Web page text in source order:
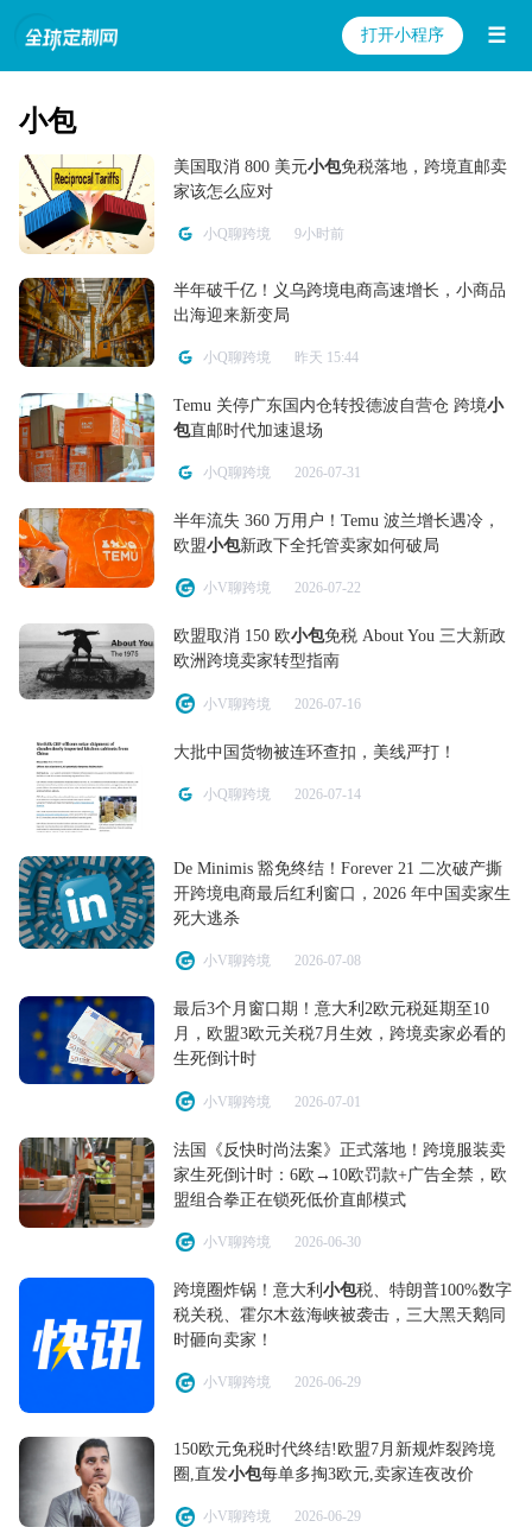
打开小程序 ☰
小包
美国取消 800 美元小包免税落地，跨境直邮卖
家该怎么应对
小Q聊跨境 9小时前
半年破千亿！义乌跨境电商高速增长，小商品
出海迎来新变局
小Q聊跨境 昨天 15:44
Temu 关停广东国内仓转投德波自营仓 跨境小
包直邮时代加速退场
小Q聊跨境 2026-07-31
半年流失 360 万用户！Temu 波兰增长遇冷，
欧盟小包新政下全托管卖家如何破局
小V聊跨境 2026-07-22
欧盟取消 150 欧小包免税 About You 三大新政
欧洲跨境卖家转型指南
小V聊跨境 2026-07-16
大批中国货物被连环查扣，美线严打！
小Q聊跨境 2026-07-14
De Minimis 豁免终结！Forever 21 二次破产撕
开跨境电商最后红利窗口，2026 年中国卖家生
死大逃杀
小V聊跨境 2026-07-08
最后3个月窗口期！意大利2欧元税延期至10
月，欧盟3欧元关税7月生效，跨境卖家必看的
生死倒计时
小V聊跨境 2026-07-01
法国《反快时尚法案》正式落地！跨境服装卖
家生死倒计时：6欧→10欧罚款+广告全禁，欧
盟组合拳正在锁死低价直邮模式
小V聊跨境 2026-06-30
跨境圈炸锅！意大利 小包税、特朗普100%数字
税关税、霍尔木兹海峡被袭击，三大黑天鹅同
时砸向卖家！
小V聊跨境 2026-06-29
150欧元免税时代终结!欧盟7月新规炸裂跨境
圈,直发小包每单多掏3欧元,卖家连夜改价
小V聊跨境 2026-06-29